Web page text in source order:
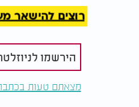
לבכות בכותל"
עברו ימים. יום
באחד הימים
בקול חודר:
רוצים להישאר
הירשמו
מצאתם טעות